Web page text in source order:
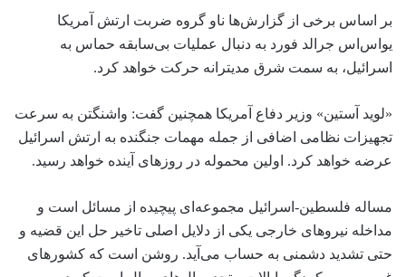
بر اساس برخی از گزارش‌ها ناو گروه ضربت ارتش آمریکا
یواس‌اس جرالد فورد به دنبال عملیات بی‌سابقه حماس به
اسرائیل، به سمت شرق مدیترانه حرکت خواهد کرد.
«لوید آستین» وزیر دفاع آمریکا همچنین گفت: واشنگتن به سرعت
تجهیزات نظامی اضافی از جمله مهمات جنگنده به ارتش اسرائیل
عرضه خواهد کرد. اولین محموله در روزهای آینده خواهد رسید.
مساله فلسطین-اسرائیل مجموعه‌ای پیچیده از مسائل است و
مداخله نیروهای خارجی یکی از دلایل اصلی تاخیر حل این قضیه و
حتی تشدید دشمنی به حساب می‌آید. روشن است که کشورهای